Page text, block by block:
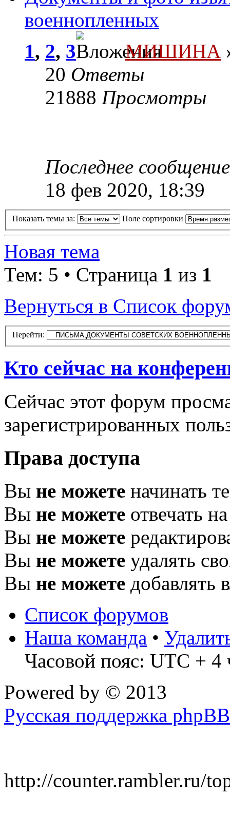
военнопленных
1, 2, 3 МИШИНА
20 Ответы
21888 Просмотры
Последнее
18 фев 2020, 18:39
Показать темы за: Поле сортировки
Новая тема
Тем: 5 • Страница 1 из 1
Вернуться в Список
Перейти:
Кто сейчас на
Сейчас этот форум
зарегистрированных
Права доступа
Вы не можете начинать
Вы не можете отвечать
Вы не можете
Вы не можете удалять
Вы не можете добавлять
Список форумов
Наша команда •
Часовой пояс: UTC + 4
Powered by © 2013
Русская поддержка phpBB
http://counter.rambler.ru/